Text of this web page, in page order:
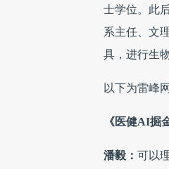
士学位。此
系主任、文
具，进行生
以下为雷峰
《医健AI掘
潘毅： 可以